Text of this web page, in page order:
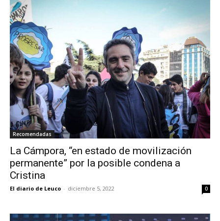
Recomendadas
La Cámpora, “en estado de movilización
permanente” por la posible condena a
Cristina
El diario de Leuco - diciembre 5, 2022 0